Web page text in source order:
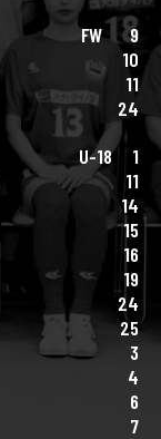
FW
9
10
11
24
U-18
1
11
14
15
16
19
24
25
3
4
6
7